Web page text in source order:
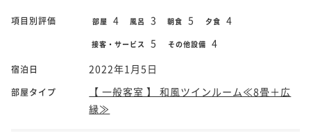
項目別評価 部屋 4 風呂 3 朝食 5 夕食 4
接客・サービス 5 その他設備 4
宿泊日 2022年1月5日
部屋タイプ
【 一般客室 】 和風ツインルーム≪8畳＋広
縁≫